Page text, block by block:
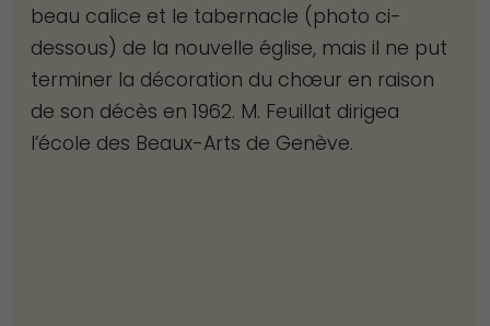
beau calice et le tabernacle (photo ci-
dessous) de la nouvelle église, mais il ne put
terminer la décoration du chœur en raison
de son décès en 1962. M. Feuillat dirigea
l’école des Beaux-Arts de Genève.
du site Web.
Statistiques
Afin que nous
puissions